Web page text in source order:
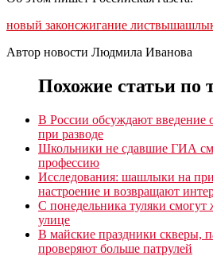
новый законсжигание листвы
Автор новости Людмила Иванова
Похожие статьи по
В России обсуждают введение
при разводе
Школьники не сдавшие ГИА
профессию
Исследования: шашлыки на
настроение и возвращают
С понедельника туляки
улице
В майские праздники скверы,
проверяют больше патрулей